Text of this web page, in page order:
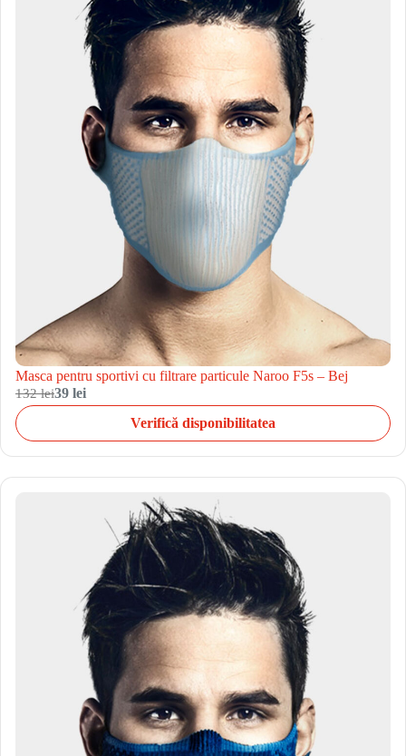
Masca pentru sportivi cu filtrare particule Naroo F5s – Bej
132 lei39 lei
Verifică disponibilitatea